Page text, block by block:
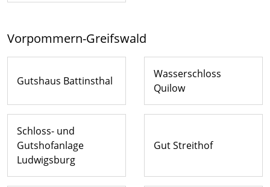
Vorpommern-Greifswald
Gutshaus Battinsthal
Wasserschloss
Quilow
Schloss- und
Gutshofanlage
Ludwigsburg
Gut Streithof